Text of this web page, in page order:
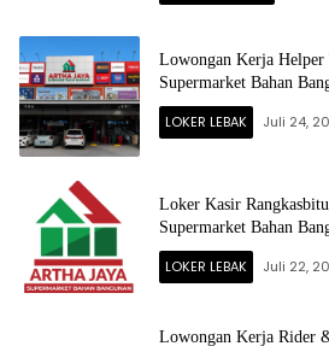
Lowongan Kerja Helper
Supermarket Bahan
LOKER LEBAK Juli 24,
Loker Kasir
Supermarket Bahan
LOKER LEBAK Juli 22,
Lowongan Kerja Rider